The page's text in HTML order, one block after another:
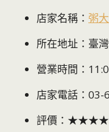
店家名稱： 粥
所在地址：臺
營業時間：
店家電話：03-
評價：★★★★